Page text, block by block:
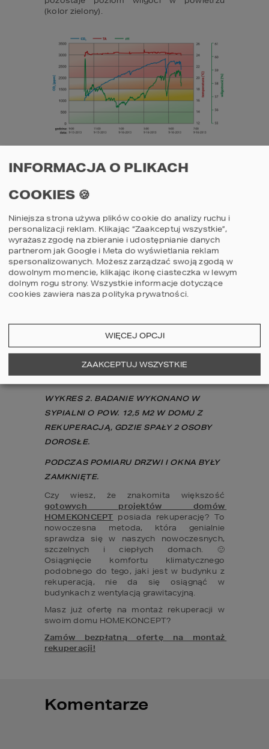
(kolor zielony).
SYPIALNI O POW. 11,5 M2 W DOMU Z
WENTYLACJĄ GRAWITACYJNĄ, W
PODCZAS POMIARU OKNA BYŁY
ZAMKNIĘTE, DRZWI POZOSTAŁY
UCHYLONE NA OKOŁO 10-15 CM.
WYKRES 2. BADANIE WYKONANO W
SYPIALNI O POW. 12,5 M2 W DOMU Z
REKUPERACJĄ, GDZIE SPAŁY 2 OSOBY
DOROSŁE.
PODCZAS POMIARU DRZWI I OKNA BYŁY
ZAMKNIĘTE.
gotowych projektów domów
HOMEKONCEPT posiada rekuperację? To
nowoczesna metoda, która genialnie
sprawdza się w naszych nowoczesnych,
szczelnych i ciepłych domach. 🙂
Osiągnięcie komfortu klimatycznego
podobnego do tego, jaki jest w budynku z
rekuperacją, nie da się osiągnąć w
budynkach z wentylacją grawitacyjną.
Masz już ofertę na montaż rekuperacji w
swoim domu HOMEKONCEPT?
Zamów bezpłatną ofertę na montaż
rekuperacji!
Komentarze
INFORMACJA O PLIKACH
COOKIES 🍪
Niniejsza strona używa plików cookie do analizy ruchu i
personalizacji reklam. Klikając “Zaakceptuj wszystkie”,
wyrażasz zgodę na zbieranie i udostępnianie danych
partnerom jak Google i Meta do wyświetlania reklam
spersonalizowanych. Możesz zarządzać swoją zgodą w
dowolnym momencie, klikając ikonę ciasteczka w lewym
dolnym rogu strony. Wszystkie informacje dotyczące
cookies zawiera nasza polityka prywatności.
WIĘCEJ OPCJI
ZAAKCEPTUJ WSZYSTKIE